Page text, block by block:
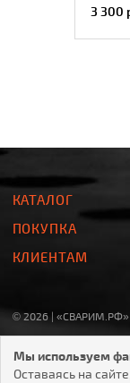
3 300
КАТАЛОГ
ПОКУПКА
КЛИЕНТАМ
© 2026 | «СВАРИМ.РФ»
8-800-
Звонок по
Мы используем
Оставаясь на